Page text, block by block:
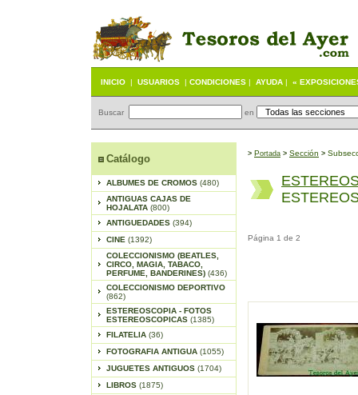
INICIO | USUARIOS | CONDICIONES | AYUDA | «
Buscar en
Catálogo
ALBUMES DE CROMOS (480)
ANTIGUAS CAJAS DE
HOJALATA (800)
ANTIGUEDADES (394)
CINE (1392)
COLECCIONISMO (BEATLES,
CIRCO, MAGIA, TABACO,
PERFUME, BANDERINES) (436)
COLECCIONISMO DEPORTIVO
(862)
ESTEREOSCOPIA - FOTOS
ESTEREOSCOPICAS (1385)
FILATELIA (36)
FOTOGRAFIA ANTIGUA (1055)
JUGUETES ANTIGUOS (1704)
LIBROS (1875)
> Portada > Sección >
Página 1 de 2